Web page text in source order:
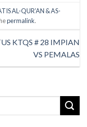
AL-QUR’AN & AS-
permalink.
KTQS # 28 IMPIAN
VS PEMALAS